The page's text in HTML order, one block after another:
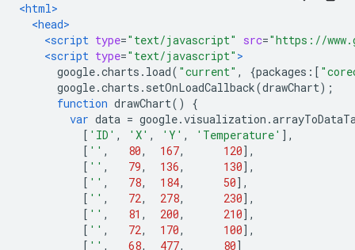
<html>
<head>
<script type="text/javascript" src="https://
<script type="text/javascript" >
google.charts . load( "current" , {packages :[
google.charts . setOnLoadCallback(drawChart);
function drawChart()
{
var data = google.visualization .
[ 'ID' , 'X' , 'Y' , 'Temperature' ],
[ '' , 80, 167, 120],
[ '' , 79, 136, 130],
[ '' , 78, 184, 50],
[ '' , 72, 278, 230],
[ '' , 81 , 200, 210],
[ '' , 72, 170, 100],
[ '' , 68, 477, 80]